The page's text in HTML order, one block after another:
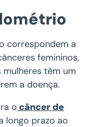
correspondem a
femininos,
mulheres têm um
a doença.
o câncer de
longo prazo ao